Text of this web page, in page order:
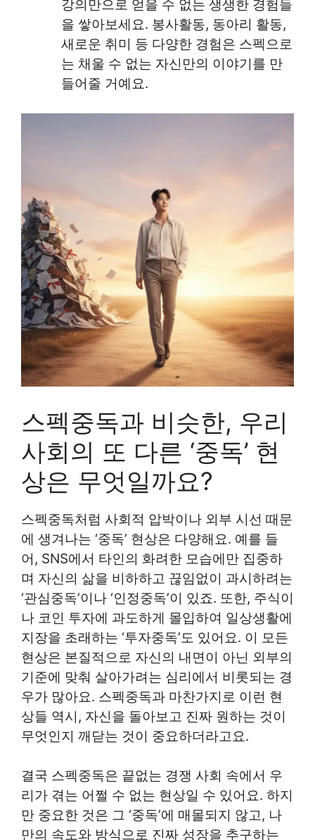
강의만으로 얻을 수 없는 생생한 경험들
을 쌓아보세요. 봉사활동, 동아리 활동,
새로운 취미 등 다양한 경험은 스펙으로
는 채울 수 없는 자신만의 이야기를 만
들어줄 거예요.
스펙중독과 비슷한, 우리
사회의 또 다른 ‘중독’ 현
상은 무엇일까요?
스펙중독처럼 사회적 압박이나 외부 시선 때문
에 생겨나는 ‘중독’ 현상은 다양해요. 예를 들
어, SNS에서 타인의 화려한 모습에만 집중하
며 자신의 삶을 비하하고 끊임없이 과시하려는
‘관심중독’이나 ‘인정중독’이 있죠. 또한, 주식이
나 코인 투자에 과도하게 몰입하여 일상생활에
지장을 초래하는 ‘투자중독’도 있어요. 이 모든
현상은 본질적으로 자신의 내면이 아닌 외부의
기준에 맞춰 살아가려는 심리에서 비롯되는 경
우가 많아요. 스펙중독과 마찬가지로 이런 현
상들 역시, 자신을 돌아보고 진짜 원하는 것이
무엇인지 깨닫는 것이 중요하더라고요.
결국 스펙중독은 끝없는 경쟁 사회 속에서 우
리가 겪는 어쩔 수 없는 현상일 수 있어요. 하지
만 중요한 것은 그 ‘중독’에 매몰되지 않고, 나
만의 속도와 방식으로 진짜 성장을 추구하는